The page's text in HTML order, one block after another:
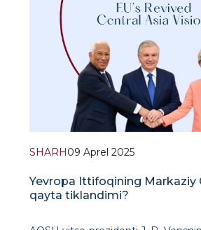
SHARH09 Aprel 2025
Yevropa Ittifoqining Markaziy
qayta tiklandimi?